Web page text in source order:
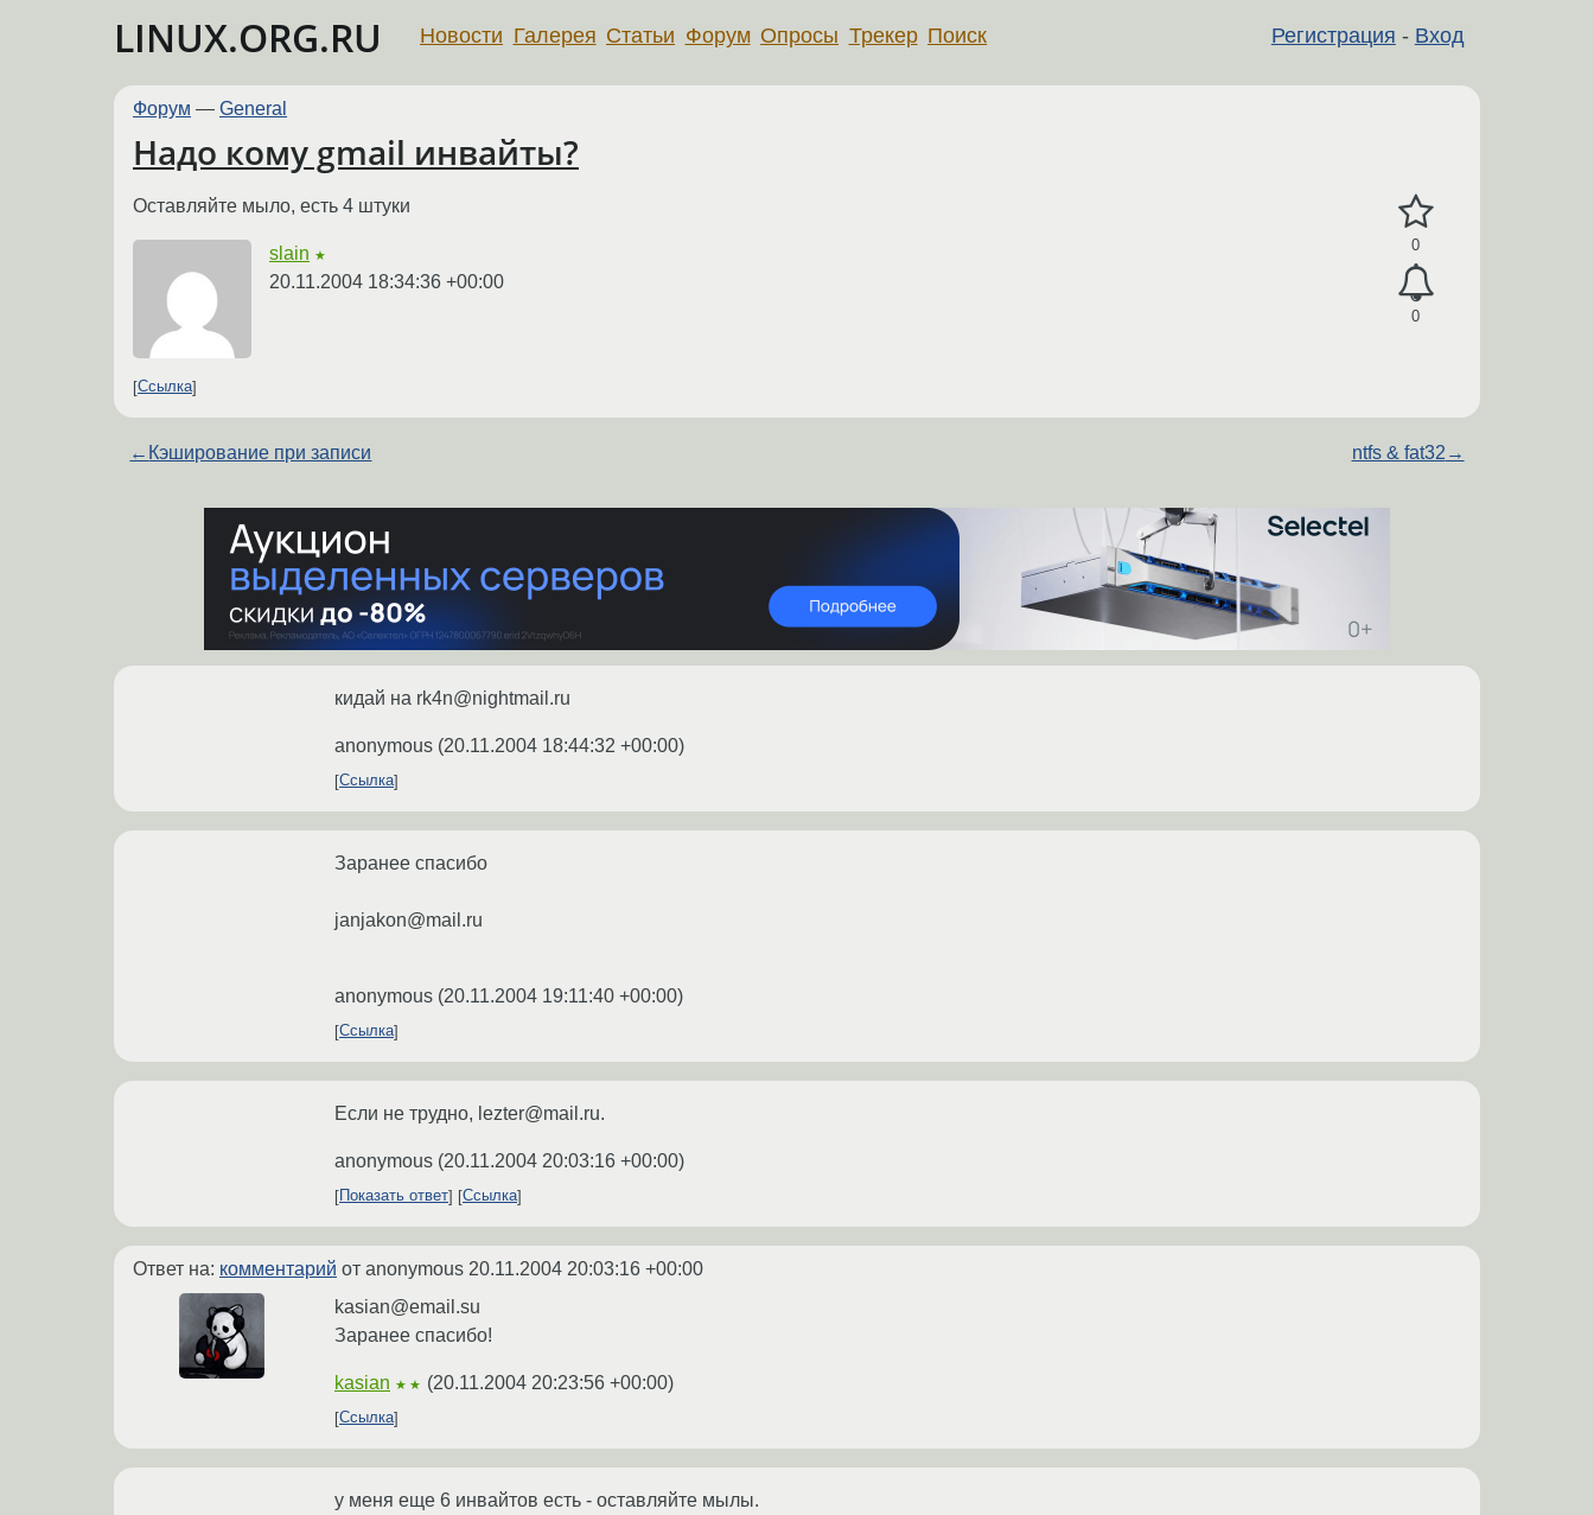
LINUX.ORG.RU Регистрация - Вход
Новости Галерея Статьи Форум Опросы Трекер Поиск
Форум — General
Надо кому gmail инвайты?
0
0
Оставляйте мыло, есть 4 штуки
slain ★
20.11.2004 18:34:36 +00:00
Ссылка
← Кэширование при записи ntfs & fat32 →
кидай на rk4n@nightmail.ru
anonymous (20.11.2004 18:44:32 +00:00)
Ссылка
Заранее спасибо
janjakon@mail.ru
anonymous (20.11.2004 19:11:40 +00:00)
Ссылка
Если не трудно, lezter@mail.ru.
anonymous (20.11.2004 20:03:16 +00:00)
Показать ответ Ссылка
Ответ на: комментарий от anonymous 20.11.2004 20:03:16 +00:00
kasian@email.su
Заранее спасибо!
kasian ★★ (20.11.2004 20:23:56 +00:00)
Ссылка
у меня еще 6 инвайтов есть - оставляйте мылы.